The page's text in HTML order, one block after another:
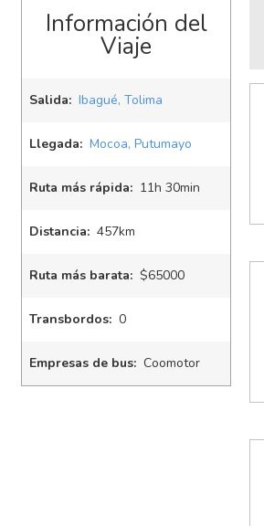
Información del
Viaje
Salida: Ibagué, Tolima
Llegada: Mocoa, Putumayo
Ruta más rápida: 11h 30min
Distancia: 457km
Ruta más barata: $65000
Transbordos: 0
Empresas de bus: Coomotor